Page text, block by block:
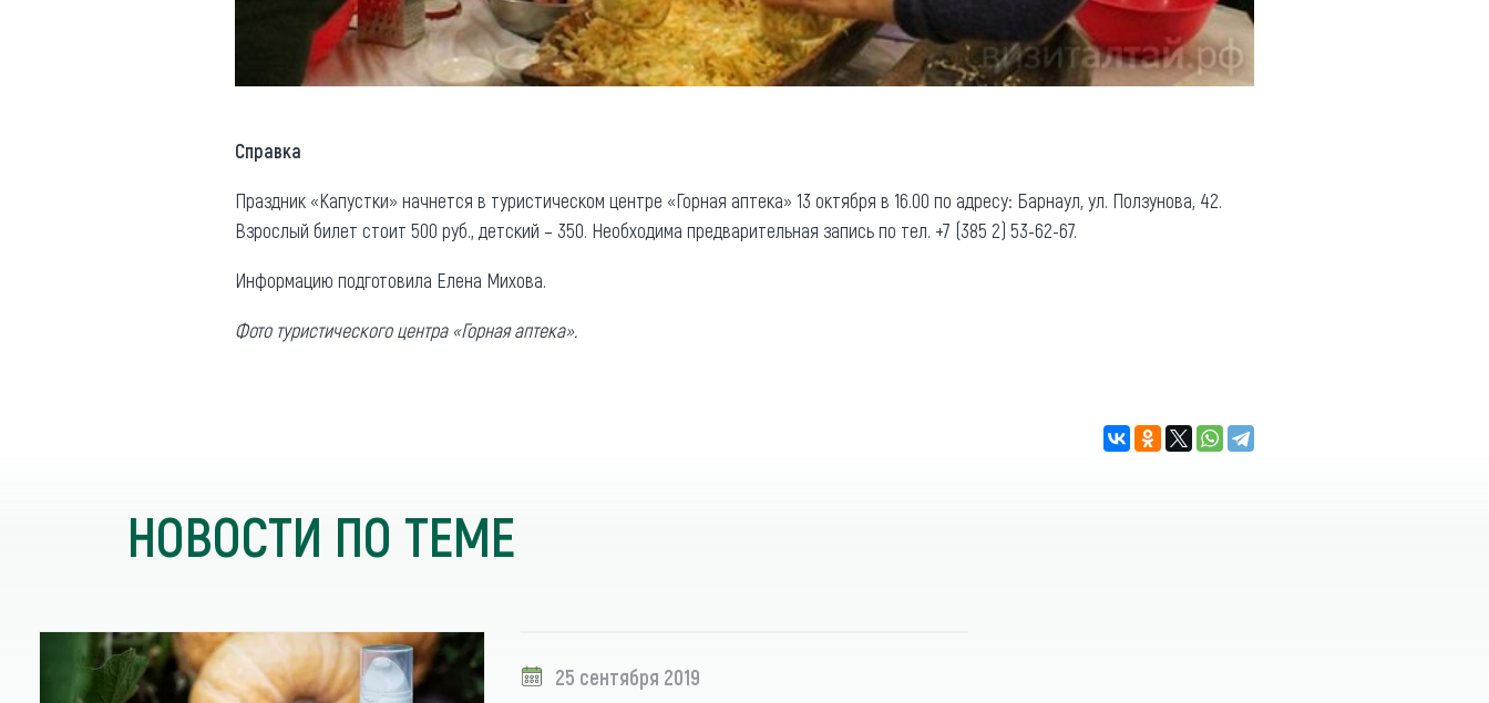
Справка
Праздник «Капустки» начнется в туристическом центре «Горная аптека» 13 октября в 16.00 по адресу: Барнаул, ул. Ползунова, 42.
Взрослый билет стоит 500 руб., детский – 350. Необходима предварительная запись по тел. +7 (385 2) 53-62-67.
Информацию подготовила Елена Михова.
Фото туристического центра «Горная аптека».
НОВОСТИ ПО ТЕМЕ
25 сентября 2019